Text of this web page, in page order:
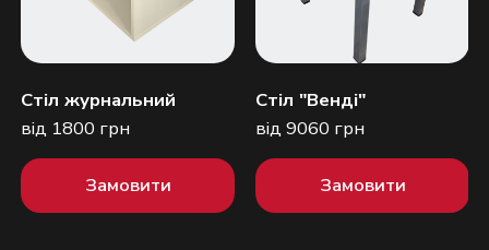
Стіл журнальний
від 1800 грн
Замовити
Стіл "Венді"
від 9060 грн
Замовити